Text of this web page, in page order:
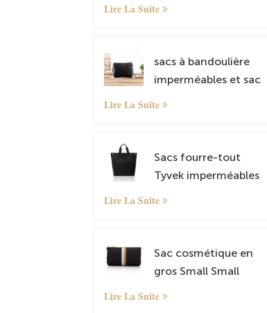
Lire La Suite
sacs à bandoulière
imperméables et sac
Lire La Suite
Sacs fourre-tout
Tyvek imperméables
Lire La Suite
Sac cosmétique en
gros Small Small
Lire La Suite